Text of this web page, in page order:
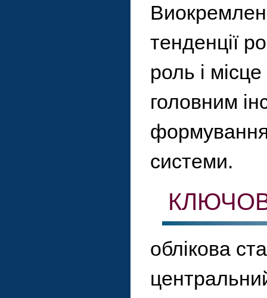
тенденції
роль і
головним
формування
системи.
облікова